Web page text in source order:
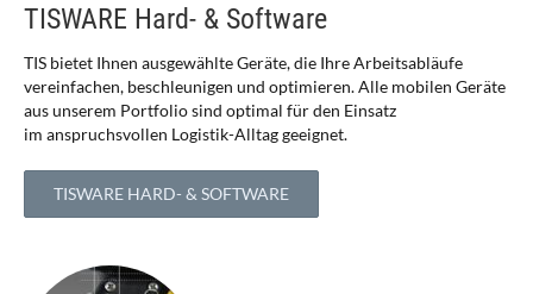
TISWARE Hard- & Software
TIS bietet Ihnen ausgewählte Geräte, die Ihre Arbeitsabläufe
vereinfachen, beschleunigen und optimieren. Alle mobilen Geräte
aus unserem Portfolio sind optimal für den Einsatz
im anspruchsvollen Logistik-Alltag geeignet.
TISWARE HARD- & SOFTWARE